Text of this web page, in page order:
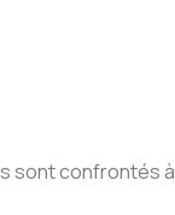
sont confrontés à